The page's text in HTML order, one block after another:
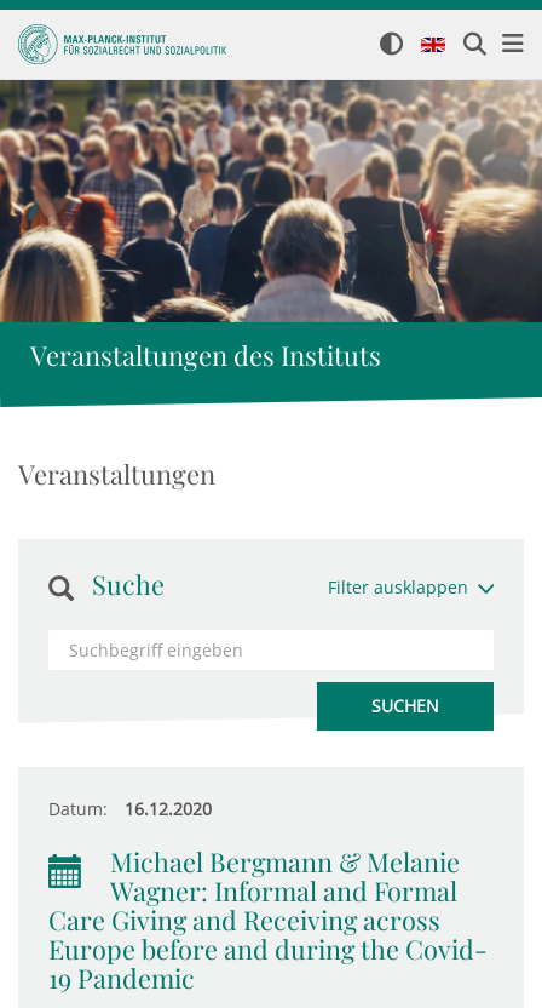
Veranstaltungen des Instituts
Veranstaltungen
Suche Filter ausklappen
Datum: 16.12.2020
Michael Bergmann & Melanie
Wagner: Informal and Formal
Care Giving and Receiving across
Europe before and during the Covid-
19 Pandemic